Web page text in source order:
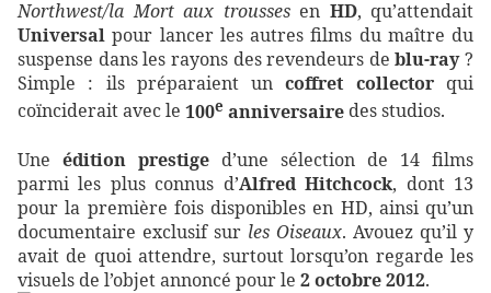
Northwest/la Mort aux troussesen HD, qu’attendait
Universal pour lancer les autres films du maître du
suspense dans les rayons des revendeurs deblu-ray?
Simple : ils préparaient uncoffret collectorqui
coïnciderait avec le 100e anniversaire des studios.
Une édition prestige d’une sélection de 14 films
parmi les plus connus d’Alfred Hitchcock, dont 13
pour la première fois disponibles en HD, ainsi qu’un
documentaire exclusif sur les Oiseaux. Avouez qu’il y
avait de quoi attendre, surtout lorsqu’on regarde les
visuels de l’objet annoncé pour le 2 octobre 2012.